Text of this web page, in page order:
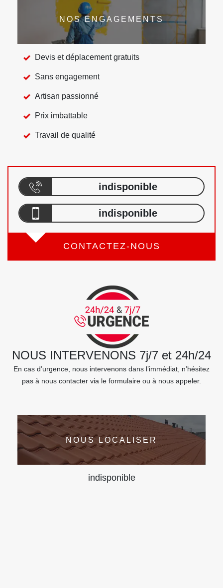
NOS ENGAGEMENTS
Devis et déplacement gratuits
Sans engagement
Artisan passionné
Prix imbattable
Travail de qualité
indisponible
indisponible
CONTACTEZ-NOUS
NOUS INTERVENONS 7j/7 et 24h/24
En cas d’urgence, nous intervenons dans l’immédiat, n’hésitez
pas à nous contacter via le formulaire ou à nous appeler.
NOUS LOCALISER
indisponible